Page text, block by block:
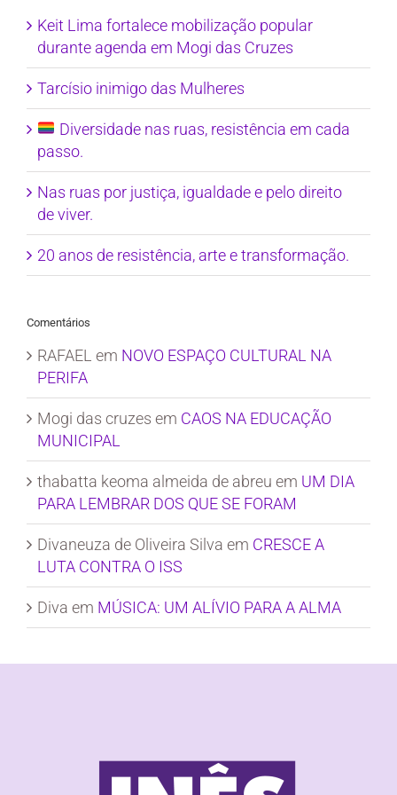
Keit Lima fortalece mobilização popular
durante agenda em Mogi das Cruzes
Tarcísio inimigo das Mulheres
Diversidade nas ruas, resistência em cada
passo.
Nas ruas por justiça, igualdade e pelo direito
de viver.
20 anos de resistência, arte e transformação.
Comentários
RAFAEL em NOVO ESPAÇO CULTURAL NA
PERIFA
Mogi das cruzes em CAOS NA EDUCAÇÃO
MUNICIPAL
thabatta keoma almeida de abreu em UM DIA
PARA LEMBRAR DOS QUE SE FORAM
Divaneuza de Oliveira Silva em CRESCE A
LUTA CONTRA O ISS
Diva em MÚSICA: UM ALÍVIO PARA A ALMA